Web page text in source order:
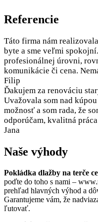
Referencie
Táto firma nám
byte a sme veľmi
profesionálnej úrovni,
komunikácie či cena.
Filip
Ďakujem za renováciu
Uvažovala som nad
možnosť a som rada, že
odporúčam, kvalitná
Jana
Naše výhody
Pokládka dlažby na terče
poďte do toho s nami –
prehľad hlavných výhod a
Garantujeme vám, že
ľutovať.